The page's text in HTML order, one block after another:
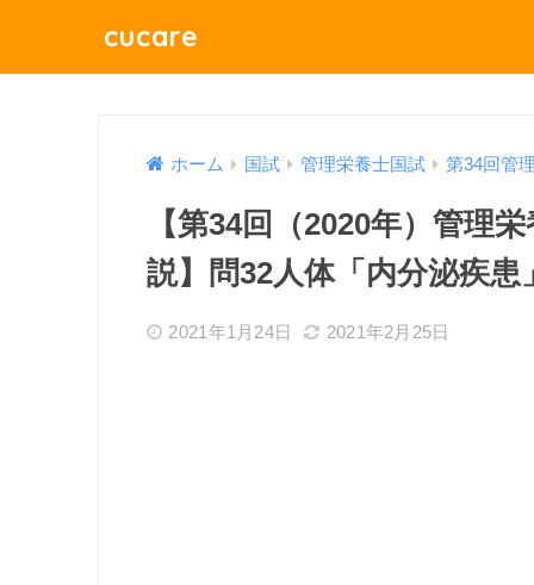
cucare
ホーム 国試 管理栄養士国試 第34回管
【第34回（2020年）管理
説】問32人体「内分泌疾患
2021年1月24日 2021年2月25日